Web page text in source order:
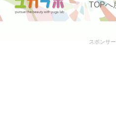
TOPへ
スポンサ